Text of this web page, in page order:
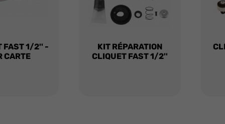
FAST 1/2'' -
CARTE
KIT RÉPARATION
CLIQUET FAST 1/2''